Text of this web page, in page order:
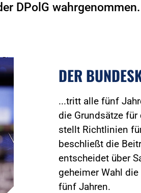
DPolG wahrgenommen.
DER
...tritt alle fünf
die Grundsätze
stellt Richtlinien
beschließt die
entscheidet über
geheimer Wahl
fünf Jahren.